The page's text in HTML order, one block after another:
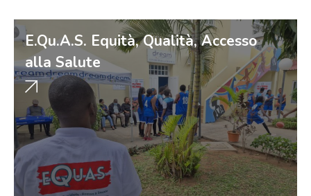
E.Qu.A.S. Equità, Qualità, Accesso
alla Salute